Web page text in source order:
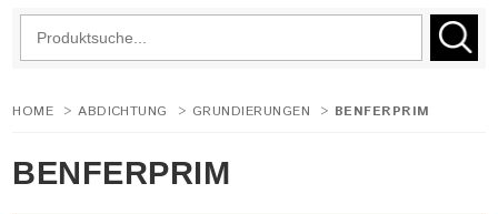
HOME >ABDICHTUNG > GRUNDIERUNGEN > BENFERPRIM
BENFERPRIM